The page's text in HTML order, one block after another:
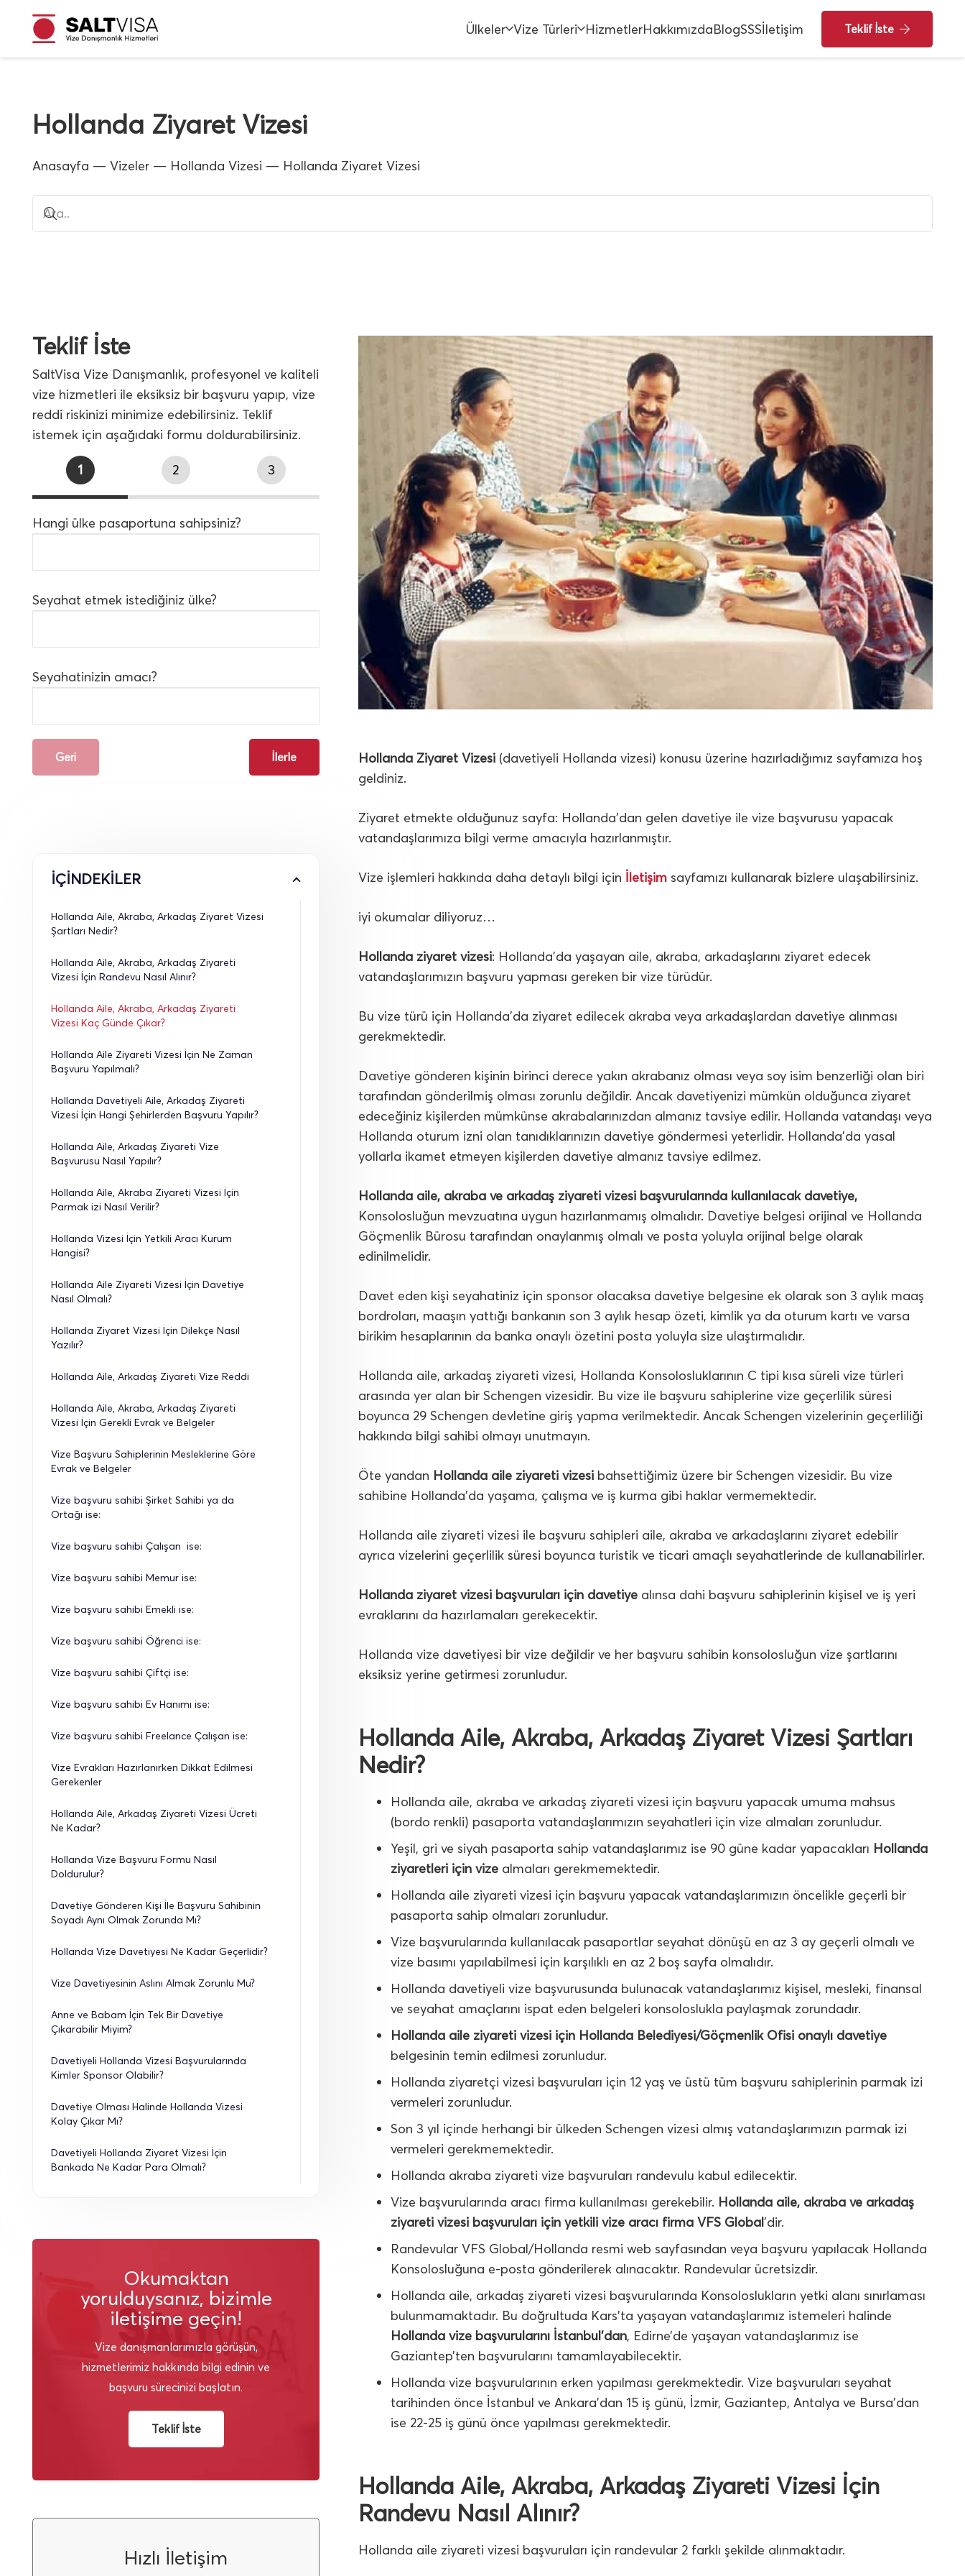
Ülkeler Vize Türleri HizmetlerHakkımızdaBlogSSSİletişim Teklif İste
Hollanda Ziyaret Vizesi
Anasayfa — Vizeler — Hollanda Vizesi — Hollanda Ziyaret Vizesi
Teklif İste
SaltVisa Vize Danışmanlık, profesyonel ve kaliteli
vize hizmetleri ile eksiksiz bir başvuru yapıp, vize
reddi riskinizi minimize edebilirsiniz. Teklif
istemek için aşağıdaki formu doldurabilirsiniz.
1 2 3
Hangi ülke pasaportuna sahipsiniz?
Seyahat etmek istediğiniz ülke?
Seyahatinizin amacı?
Geri İlerle
İÇİNDEKİLER
Hollanda Aile, Akraba, Arkadaş Ziyaret Vizesi
Şartları Nedir?
Hollanda Aile, Akraba, Arkadaş Ziyareti
Vizesi İçin Randevu Nasıl Alınır?
Hollanda Aile, Akraba, Arkadaş Ziyareti
Vizesi Kaç Günde Çıkar?
Hollanda Aile Ziyareti Vizesi İçin Ne Zaman
Başvuru Yapılmalı?
Hollanda Davetiyeli Aile, Arkadaş Ziyareti
Vizesi İçin Hangi Şehirlerden Başvuru Yapılır?
Hollanda Aile, Arkadaş Ziyareti Vize
Başvurusu Nasıl Yapılır?
Hollanda Aile, Akraba Ziyareti Vizesi İçin
Parmak izi Nasıl Verilir?
Hollanda Vizesi İçin Yetkili Aracı Kurum
Hangisi?
Hollanda Aile Ziyareti Vizesi İçin Davetiye
Nasıl Olmalı?
Hollanda Ziyaret Vizesi İçin Dilekçe Nasıl
Yazılır?
Hollanda Aile, Arkadaş Ziyareti Vize Reddi
Hollanda Aile, Akraba, Arkadaş Ziyareti
Vizesi İçin Gerekli Evrak ve Belgeler
Vize Başvuru Sahiplerinin Mesleklerine Göre
Evrak ve Belgeler
Vize başvuru sahibi Şirket Sahibi ya da
Ortağı ise:
Vize başvuru sahibi Çalışan  ise:
Vize başvuru sahibi Memur ise:
Vize başvuru sahibi Emekli ise:
Vize başvuru sahibi Öğrenci ise:
Vize başvuru sahibi Çiftçi ise:
Vize başvuru sahibi Ev Hanımı ise:
Vize başvuru sahibi Freelance Çalışan ise:
Vize Evrakları Hazırlanırken Dikkat Edilmesi
Gerekenler
Hollanda Aile, Arkadaş Ziyareti Vizesi Ücreti
Ne Kadar?
Hollanda Vize Başvuru Formu Nasıl
Doldurulur?
Davetiye Gönderen Kişi İle Başvuru Sahibinin
Soyadı Aynı Olmak Zorunda Mı?
Hollanda Vize Davetiyesi Ne Kadar Geçerlidir?
Vize Davetiyesinin Aslını Almak Zorunlu Mu?
Anne ve Babam İçin Tek Bir Davetiye
Çıkarabilir Miyim?
Davetiyeli Hollanda Vizesi Başvurularında
Kimler Sponsor Olabilir?
Davetiye Olması Halinde Hollanda Vizesi
Kolay Çıkar Mı?
Davetiyeli Hollanda Ziyaret Vizesi İçin
Bankada Ne Kadar Para Olmalı?
Okumaktan
yorulduysanız, bizimle
iletişime geçin!
Vize danışmanlarımızla görüşün,
hizmetlerimiz hakkında bilgi edinin ve
başvuru sürecinizi başlatın.
Teklif İste
Hızlı İletişim
Hollanda Ziyaret Vizesi (davetiyeli Hollanda vizesi) konusu üzerine hazırladığımız sayfamıza hoş
geldiniz.
Ziyaret etmekte olduğunuz sayfa: Hollanda’dan gelen davetiye ile vize başvurusu yapacak
vatandaşlarımıza bilgi verme amacıyla hazırlanmıştır.
Vize işlemleri hakkında daha detaylı bilgi için İletişim sayfamızı kullanarak bizlere ulaşabilirsiniz.
iyi okumalar diliyoruz…
Hollanda ziyaret vizesi: Hollanda’da yaşayan aile, akraba, arkadaşlarını ziyaret edecek
vatandaşlarımızın başvuru yapması gereken bir vize türüdür.
Bu vize türü için Hollanda’da ziyaret edilecek akraba veya arkadaşlardan davetiye alınması
gerekmektedir.
Davetiye gönderen kişinin birinci derece yakın akrabanız olması veya soy isim benzerliği olan biri
tarafından gönderilmiş olması zorunlu değildir. Ancak davetiyenizi mümkün olduğunca ziyaret
edeceğiniz kişilerden mümkünse akrabalarınızdan almanız tavsiye edilir. Hollanda vatandaşı veya
Hollanda oturum izni olan tanıdıklarınızın davetiye göndermesi yeterlidir. Hollanda’da yasal
yollarla ikamet etmeyen kişilerden davetiye almanız tavsiye edilmez.
Hollanda aile, akraba ve arkadaş ziyareti vizesi başvurularında kullanılacak davetiye,
Konsolosluğun mevzuatına uygun hazırlanmamış olmalıdır. Davetiye belgesi orijinal ve Hollanda
Göçmenlik Bürosu tarafından onaylanmış olmalı ve posta yoluyla orijinal belge olarak
edinilmelidir.
Davet eden kişi seyahatiniz için sponsor olacaksa davetiye belgesine ek olarak son 3 aylık maaş
bordroları, maaşın yattığı bankanın son 3 aylık hesap özeti, kimlik ya da oturum kartı ve varsa
birikim hesaplarının da banka onaylı özetini posta yoluyla size ulaştırmalıdır.
Hollanda aile, arkadaş ziyareti vizesi, Hollanda Konsolosluklarının C tipi kısa süreli vize türleri
arasında yer alan bir Schengen vizesidir. Bu vize ile başvuru sahiplerine vize geçerlilik süresi
boyunca 29 Schengen devletine giriş yapma verilmektedir. Ancak Schengen vizelerinin geçerliliği
hakkında bilgi sahibi olmayı unutmayın.
Öte yandan Hollanda aile ziyareti vizesi bahsettiğimiz üzere bir Schengen vizesidir. Bu vize
sahibine Hollanda’da yaşama, çalışma ve iş kurma gibi haklar vermemektedir.
Hollanda aile ziyareti vizesi ile başvuru sahipleri aile, akraba ve arkadaşlarını ziyaret edebilir
ayrıca vizelerini geçerlilik süresi boyunca turistik ve ticari amaçlı seyahatlerinde de kullanabilirler.
Hollanda ziyaret vizesi başvuruları için davetiye alınsa dahi başvuru sahiplerinin kişisel ve iş yeri
evraklarını da hazırlamaları gerekecektir.
Hollanda vize davetiyesi bir vize değildir ve her başvuru sahibin konsolosluğun vize şartlarını
eksiksiz yerine getirmesi zorunludur.
Hollanda Aile, Akraba, Arkadaş Ziyaret Vizesi Şartları
Nedir?
Hollanda aile, akraba ve arkadaş ziyareti vizesi için başvuru yapacak umuma mahsus
(bordo renkli) pasaporta vatandaşlarımızın seyahatleri için vize almaları zorunludur.
Yeşil, gri ve siyah pasaporta sahip vatandaşlarımız ise 90 güne kadar yapacakları Hollanda
ziyaretleri için vize almaları gerekmemektedir.
Hollanda aile ziyareti vizesi için başvuru yapacak vatandaşlarımızın öncelikle geçerli bir
pasaporta sahip olmaları zorunludur.
Vize başvurularında kullanılacak pasaportlar seyahat dönüşü en az 3 ay geçerli olmalı ve
vize basımı yapılabilmesi için karşılıklı en az 2 boş sayfa olmalıdır.
Hollanda davetiyeli vize başvurusunda bulunacak vatandaşlarımız kişisel, mesleki, finansal
ve seyahat amaçlarını ispat eden belgeleri konsoloslukla paylaşmak zorundadır.
Hollanda aile ziyareti vizesi için Hollanda Belediyesi/Göçmenlik Ofisi onaylı davetiye
belgesinin temin edilmesi zorunludur.
Hollanda ziyaretçi vizesi başvuruları için 12 yaş ve üstü tüm başvuru sahiplerinin parmak izi
vermeleri zorunludur.
Son 3 yıl içinde herhangi bir ülkeden Schengen vizesi almış vatandaşlarımızın parmak izi
vermeleri gerekmemektedir.
Hollanda akraba ziyareti vize başvuruları randevulu kabul edilecektir.
Vize başvurularında aracı firma kullanılması gerekebilir. Hollanda aile, akraba ve arkadaş
ziyareti vizesi başvuruları için yetkili vize aracı firma VFS Global’dir.
Randevular VFS Global/Hollanda resmi web sayfasından veya başvuru yapılacak Hollanda
Konsolosluğuna e-posta gönderilerek alınacaktır. Randevular ücretsizdir.
Hollanda aile, arkadaş ziyareti vizesi başvurularında Konsoloslukların yetki alanı sınırlaması
bulunmamaktadır. Bu doğrultuda Kars’ta yaşayan vatandaşlarımız istemeleri halinde
Hollanda vize başvurularını İstanbul’dan, Edirne’de yaşayan vatandaşlarımız ise
Gaziantep’ten başvurularını tamamlayabilecektir.
Hollanda vize başvurularının erken yapılması gerekmektedir. Vize başvuruları seyahat
tarihinden önce İstanbul ve Ankara’dan 15 iş günü, İzmir, Gaziantep, Antalya ve Bursa’dan
ise 22-25 iş günü önce yapılması gerekmektedir.
Hollanda Aile, Akraba, Arkadaş Ziyareti Vizesi İçin
Randevu Nasıl Alınır?
Hollanda aile ziyareti vizesi başvuruları için randevular 2 farklı şekilde alınmaktadır.